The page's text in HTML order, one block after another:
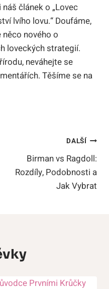
článek o „Lovec
lvího lovu.“ Doufáme,
nového o
loveckých strategií.
neváhejte se
Těšíme se na
DALŠÍ
Birman vs Ragdoll:
Rozdíly, Podobnosti a
Jak Vybrat